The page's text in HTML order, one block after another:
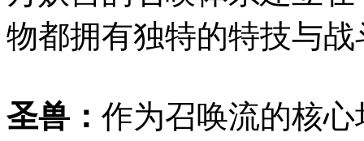
物都拥有独特的特技与
圣兽： 作为召唤流的核